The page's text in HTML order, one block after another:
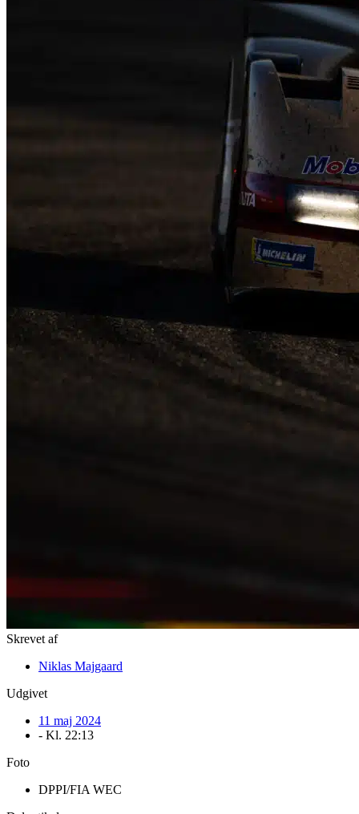
Skrevet af
Niklas Majgaard
Udgivet
11 maj 2024
- Kl. 22:13
Foto
DPPI/FIA WEC